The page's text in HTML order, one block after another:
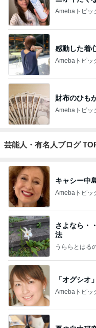
Amebaトピッ
感動した着
Amebaトピッ
財布のひも
Amebaトピッ
芸能人・有名人ブログ
キャシー中
Amebaトピッ
さよなら・
法
うららとはる
「オグシオ
Amebaトピッ